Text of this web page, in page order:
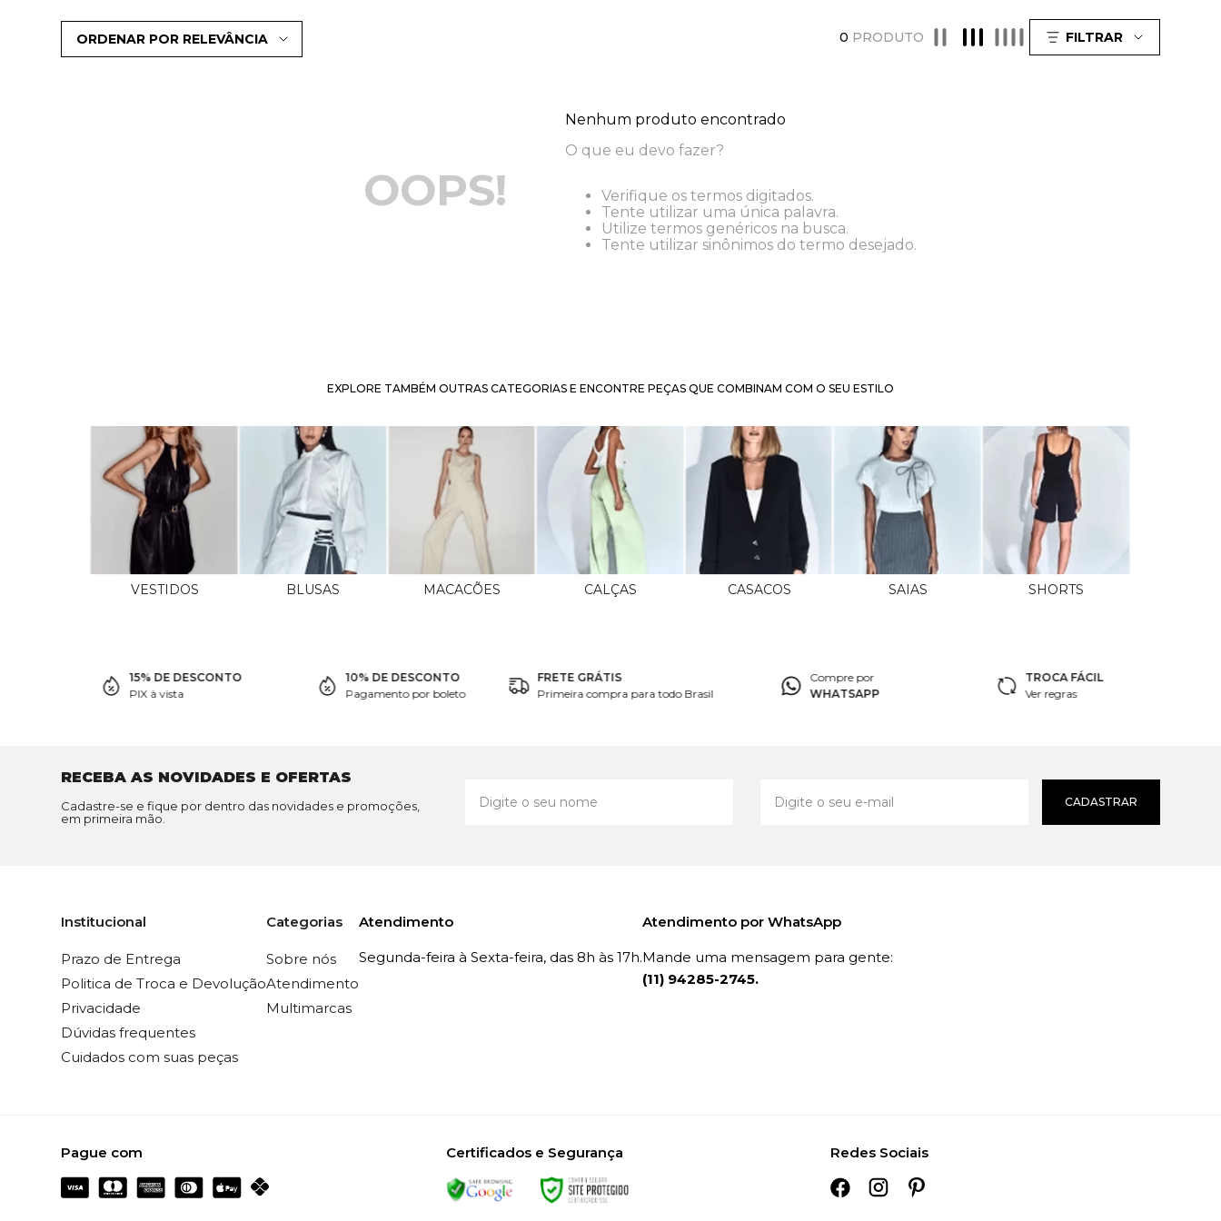
ORDENAR POR RELEVÂNCIA 0 PRODUTO FILTRAR
OOPS!
Nenhum produto encontrado
O que eu devo fazer?
Verifique os termos digitados.
Tente utilizar uma única palavra.
Utilize termos genéricos na busca.
Tente utilizar sinônimos do termo desejado.
EXPLORE TAMBÉM OUTRAS CATEGORIAS E ENCONTRE PEÇAS QUE COMBINAM COM O SEU ESTILO
VESTIDOS BLUSAS MACACÕES CALÇAS CASACOS SAIAS SHORTS
15% DE DESCONTO
PIX à vista
10% DE DESCONTO
Pagamento por boleto
FRETE GRÁTIS
Primeira compra para todo Brasil
Compre por
WHATSAPP
TROCA FÁCIL
Ver regras
RECEBA AS NOVIDADES E OFERTAS
Cadastre-se e fique por dentro das novidades e promoções,
em primeira mão.
CADASTRAR
Institucional
Prazo de Entrega
Politica de Troca e Devolução
Privacidade
Dúvidas frequentes
Cuidados com suas peças
Categorias
Sobre nós
Atendimento
Multimarcas
Atendimento
Segunda-feira à Sexta-feira, das 8h às 17h.
Atendimento por WhatsApp
Mande uma mensagem para gente:
(11) 94285-2745.
Pague com Certificados e Segurança Redes Sociais